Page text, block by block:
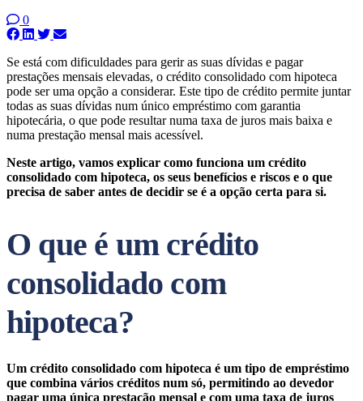
0
Se está com dificuldades para gerir as suas dívidas e pagar
prestações mensais elevadas, o crédito consolidado com hipoteca
pode ser uma opção a considerar. Este tipo de crédito permite juntar
todas as suas dívidas num único empréstimo com garantia
hipotecária, o que pode resultar numa taxa de juros mais baixa e
numa prestação mensal mais acessível.
Neste artigo, vamos explicar como funciona um crédito
consolidado com hipoteca, os seus benefícios e riscos e o que
precisa de saber antes de decidir se é a opção certa para si.
O que é um crédito
consolidado com
hipoteca?
Um crédito consolidado com hipoteca é um tipo de empréstimo
que combina vários créditos num só, permitindo ao devedor
pagar uma única prestação mensal e com uma taxa de juros